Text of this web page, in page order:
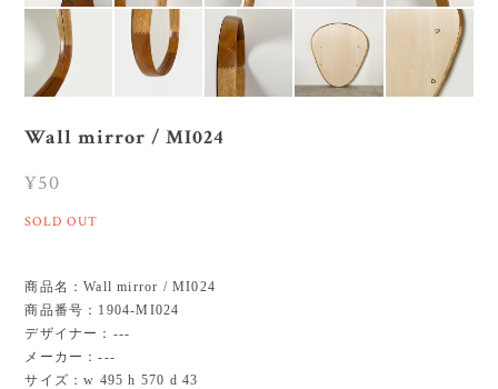
Wall mirror / MI024
¥50
SOLD OUT
商品名：Wall mirror / MI024
商品番号：1904-MI024
デザイナー：---
メーカー：---
サイズ：w 495 h 570 d 43